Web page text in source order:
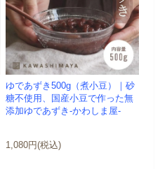
ゆであずき500g（煮小豆）｜砂
糖不使用、国産小豆で作った無
添加ゆであずき-かわしま屋-
1,080円(税込)